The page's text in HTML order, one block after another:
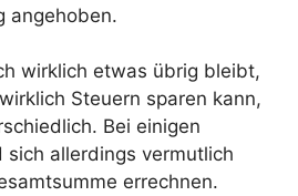
angehoben.
wirklich etwas übrig bleibt,
Steuern sparen kann,
Bei einigen
sich allerdings vermutlich
errechnen.